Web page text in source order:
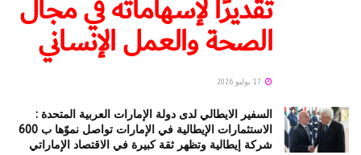
الصحة والعمل الإنساني
السفير الايطالي لدى دولة الإمارات العربية المتحدة :
الاستثمارات الإيطالية في الإمارات تواصل نموّها ب 600
شركة إيطالية وتظهر ثقة كبيرة في الاقتصاد الإماراتي